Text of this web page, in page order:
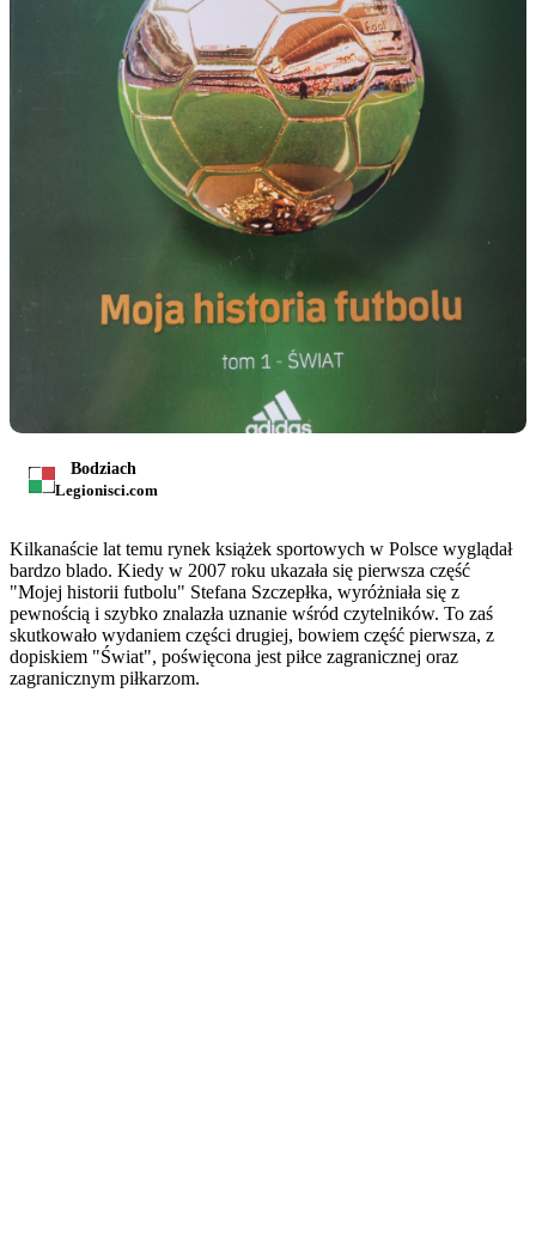
Bodziach
Legionisci.com
Kilkanaście lat temu rynek książek sportowych w Polsce wyglądał
bardzo blado. Kiedy w 2007 roku ukazała się pierwsza część
"Mojej historii futbolu" Stefana Szczepłka, wyróżniała się z
pewnością i szybko znalazła uznanie wśród czytelników. To zaś
skutkowało wydaniem części drugiej, bowiem część pierwsza, z
dopiskiem "Świat", poświęcona jest piłce zagranicznej oraz
zagranicznym piłkarzom.